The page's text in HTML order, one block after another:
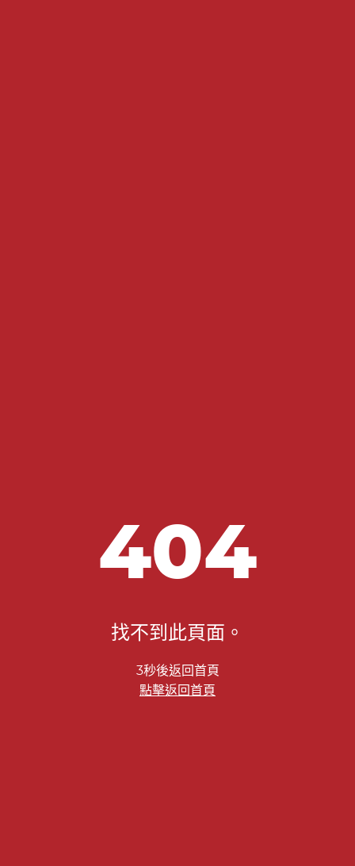
404
找不到此頁面。
2秒後返回首頁
點擊返回首頁